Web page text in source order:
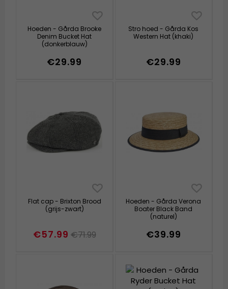
Hoeden - Gårda Brooke
Denim Bucket Hat
(donkerblauw)
€29.99
Stro hoed - Gårda Kos
Western Hat (khaki)
€29.99
Flat cap - Brixton Brood
(grijs-zwart)
€57.99 €71.99
Hoeden - Gårda Verona
Boater Black Band
(naturel)
€39.99